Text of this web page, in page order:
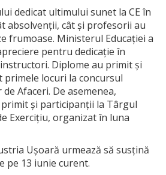
dedicat ultimului sunet la CE în
absolvenții, cât și profesorii au
frumoase. Ministerul Educației a
pentru dedicație în
Diplome au primit și
primele locuri la concursul
Afaceri. De asemenea,
și participanții la Târgul
Exercițiu, organizat în luna
Ușoară urmează să susțină
pe 13 iunie curent.